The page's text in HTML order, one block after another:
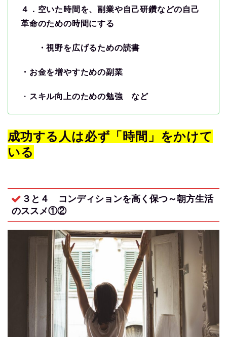
４．空いた時間を、副業や自己研鑽などの自己
革命のための時間にする
・視野を広げるための読書
・お金を増やすための副業
・ スキル向上のための勉強 など
成功する人は必ず「時間」をかけて
いる
３と４ コンディションを高く保つ～朝方生活
のススメ①②